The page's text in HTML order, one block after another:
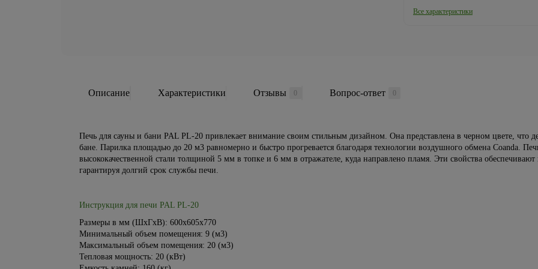
Все характеристики
Описание Характеристики Отзывы 0 Вопрос-ответ 0
Печь для сауны и бани PAL PL-20 привлекает внимание своим стильным дизайном. Она представлена в черном цвете, что
бане. Парилка площадью до 20 м3 равномерно и быстро прогревается благодаря технологии воздушного обмена Coanda.
высококачественной стали толщиной 5 мм в топке и 6 мм в отражателе, куда направлено пламя. Эти свойства
гарантируя долгий срок службы печи.
Инструкция для печи PAL PL-20
Размеры в мм (ШхГхВ): 600х605х770
Минимальный объем помещения: 9 (м3)
Максимальный объем помещения: 20 (м3)
Тепловая мощность: 20 (кВт)